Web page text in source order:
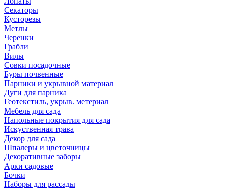
Секаторы
Кусторезы
Метлы
Черенки
Грабли
Вилы
Совки посадочные
Буры почвенные
Парники и укрывной материал
Дуги для парника
Геотекстиль, укрыв. метериал
Мебель для сада
Напольные покрытия для сада
Искуственная трава
Декор для сада
Шпалеры и цветочницы
Декоративные заборы
Арки садовые
Бочки
Наборы для рассады